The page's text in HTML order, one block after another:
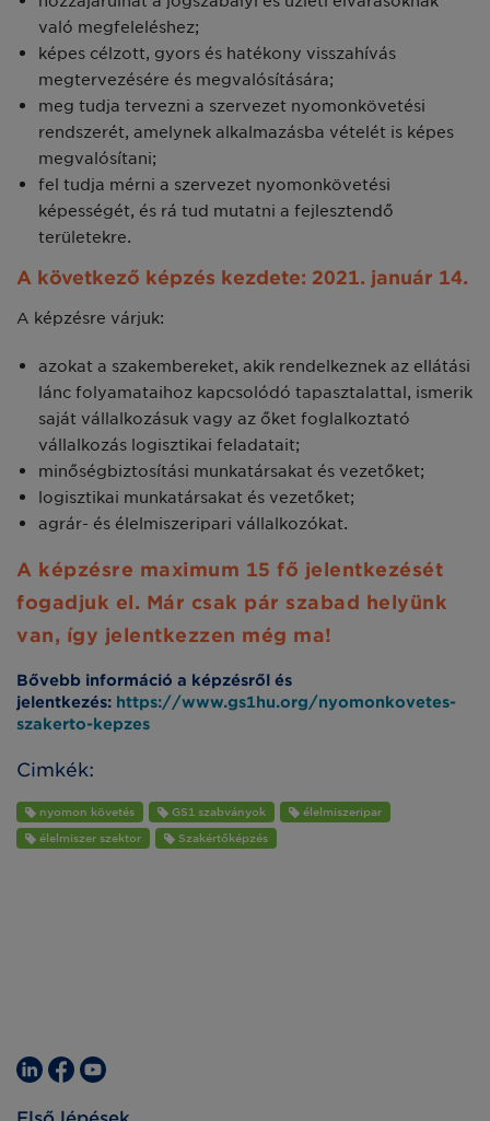
való megfeleléshez;
képes célzott, gyors és hatékony visszahívás
megtervezésére és megvalósítására;
meg tudja tervezni a szervezet nyomonkövetési
rendszerét, amelynek alkalmazásba vételét is képes
megvalósítani;
fel tudja mérni a szervezet nyomonkövetési
képességét, és rá tud mutatni a fejlesztendő
területekre.
A következő képzés kezdete: 2021. január 14.
A képzésre várjuk:
azokat a szakembereket, akik rendelkeznek az ellátási
lánc folyamataihoz kapcsolódó tapasztalattal, ismerik
saját vállalkozásuk vagy az őket foglalkoztató
vállalkozás logisztikai feladatait;
minőségbiztosítási munkatársakat és vezetőket;
logisztikai munkatársakat és vezetőket;
agrár- és élelmiszeripari vállalkozókat.
A képzésre maximum 15 fő jelentkezését
fogadjuk el. Már csak pár szabad helyünk
van, így jelentkezzen még ma!
Bővebb információ a képzésről és
jelentkezés: https://www.gs1hu.org/nyomonkovetes-
szakerto-kepzes
Cimkék:
nyomon követés GS1 szabványok
élelmiszeripar
élelmiszer szektor
Szakértőképzés